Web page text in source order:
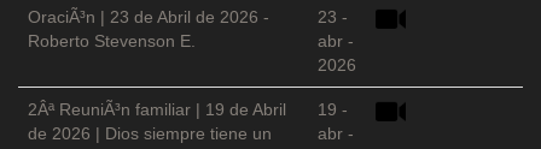
OraciÃ³n | 23 de Abril de 2026 -
Roberto Stevenson E.
23 -
abr -
2026
2Âª ReuniÃ³n familiar | 19 de Abril
de 2026 | Dios siempre tiene un
19 -
abr -